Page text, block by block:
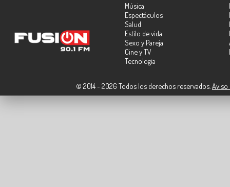
Música
Espectáculos
Salud
Estilo de vida
Sexo y Pareja
Cine y TV
Tecnología
© 2014 - 2026 Todos los derechos reservados. Aviso